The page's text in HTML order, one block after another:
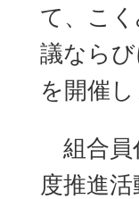
て、こ
議なら
を開催し
組合員
度推進